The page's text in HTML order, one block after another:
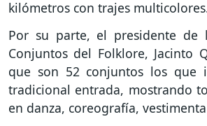
kilómetros con trajes
Por su parte, el presidente de
Conjuntos del Folklore, Jacinto
que son 52 conjuntos los que
tradicional entrada, mostrando
en danza, coreografía,